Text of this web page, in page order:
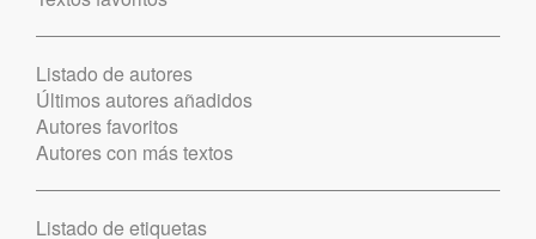
Listado de autores
Últimos autores añadidos
Autores favoritos
Autores con más textos
Listado de etiquetas